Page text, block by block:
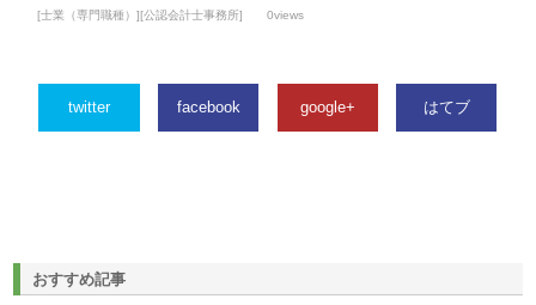
[士業（専門職種）][公認会計士事務所] 0views
twitter facebook google+ はてブ
おすすめ記事